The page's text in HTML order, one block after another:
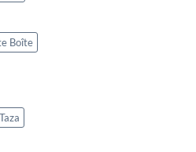
Boîte
Taza